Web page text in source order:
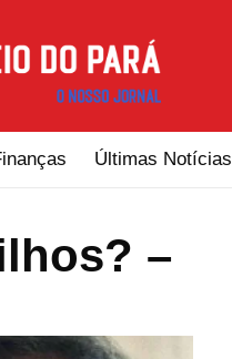
Últimas Notícias
–